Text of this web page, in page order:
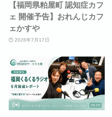
【福岡県粕屋町 認知症カフ
ェ 開催予告】おれんじカフ
ェかすや
2026年7月17日